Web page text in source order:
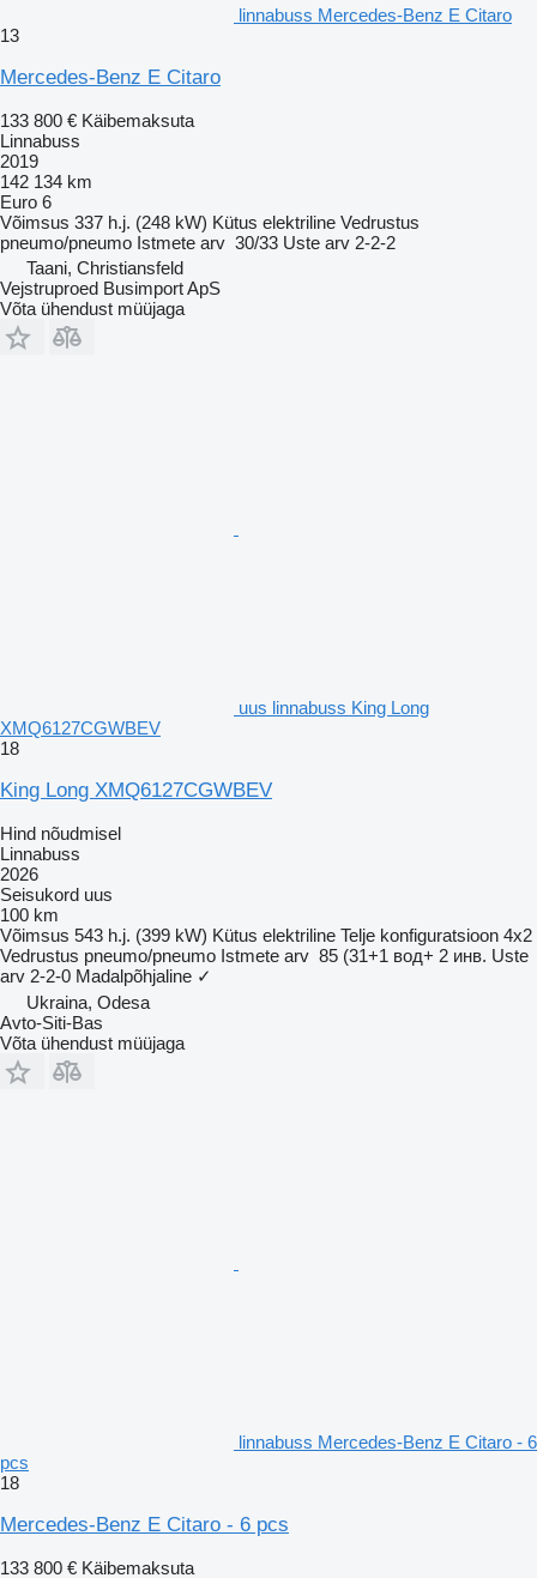
linnabuss Mercedes-Benz E Citaro
13
Mercedes-Benz E Citaro
133 800 € Käibemaksuta
Linnabuss
2019
142 134 km
Euro 6
Võimsus 337 h.j. (248 kW) Kütus elektriline Vedrustus
pneumo/pneumo Istmete arv 30/33 Uste arv 2-2-2
Taani, Christiansfeld
Vejstruproed Busimport ApS
Võta ühendust müüjaga
uus linnabuss King Long
XMQ6127CGWBEV
18
King Long XMQ6127CGWBEV
Hind nõudmisel
Linnabuss
2026
Seisukord uus
100 km
Võimsus 543 h.j. (399 kW) Kütus elektriline Telje konfiguratsioon 4x2
Vedrustus pneumo/pneumo Istmete arv 85 (31+1 вод+ 2 инв. Uste
arv 2-2-0 Madalpõhjaline ✓
Ukraina, Odesa
Avto-Siti-Bas
Võta ühendust müüjaga
linnabuss Mercedes-Benz E Citaro - 6
pcs
18
Mercedes-Benz E Citaro - 6 pcs
133 800 € Käibemaksuta